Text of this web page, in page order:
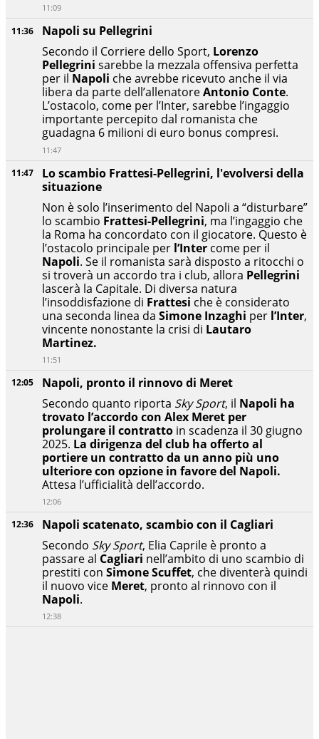
12:36
Napoli scatenato, scambio con il Cagliari
Secondo Sky Sport, Elia Caprile è pronto a
passare al Cagliari nell’ambito di uno scambio di
prestiti con Simone Scuffet, che diventerà quindi
il nuovo vice Meret, pronto al rinnovo con il
Napoli.
12:38
12:05
Napoli, pronto il rinnovo di Meret
Secondo quanto riporta Sky Sport, il Napoli ha
trovato l’accordo con Alex Meret per
prolungare il contratto in scadenza il 30 giugno
2025. La dirigenza del club ha offerto al
portiere un contratto da un anno più uno
ulteriore con opzione in favore del Napoli.
Attesa l’ufficialità dell’accordo.
12:06
11:47
Lo scambio Frattesi-Pellegrini, l'evolversi della
situazione
Non è solo l’inserimento del Napoli a “disturbare”
lo scambio Frattesi-Pellegrini, ma l’ingaggio che
la Roma ha concordato con il giocatore. Questo è
l’ostacolo principale per l’Inter come per il
Napoli. Se il romanista sarà disposto a ritocchi o
si troverà un accordo tra i club, allora Pellegrini
lascerà la Capitale. Di diversa natura
l’insoddisfazione di Frattesi che è considerato
una seconda linea da Simone Inzaghi per l’Inter,
vincente nonostante la crisi di Lautaro
Martinez.
11:51
11:36
Napoli su Pellegrini
Secondo il Corriere dello Sport, Lorenzo
Pellegrini sarebbe la mezzala offensiva perfetta
per il Napoli che avrebbe ricevuto anche il via
libera da parte dell’allenatoreAntonio Conte.
L’ostacolo, come per l’Inter, sarebbe l’ingaggio
importante percepito dal romanista che
guadagna 6 milioni di euro bonus compresi.
11:47
11:09